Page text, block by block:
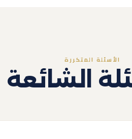
الأسئلة المتكررة
الشائعة